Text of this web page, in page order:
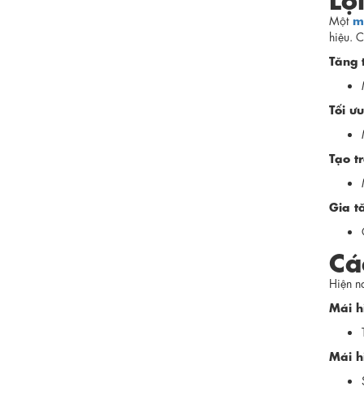
Một
hiệu.
Tăng
Tối
Tạo
Gia
Hiện
Mái
Mái